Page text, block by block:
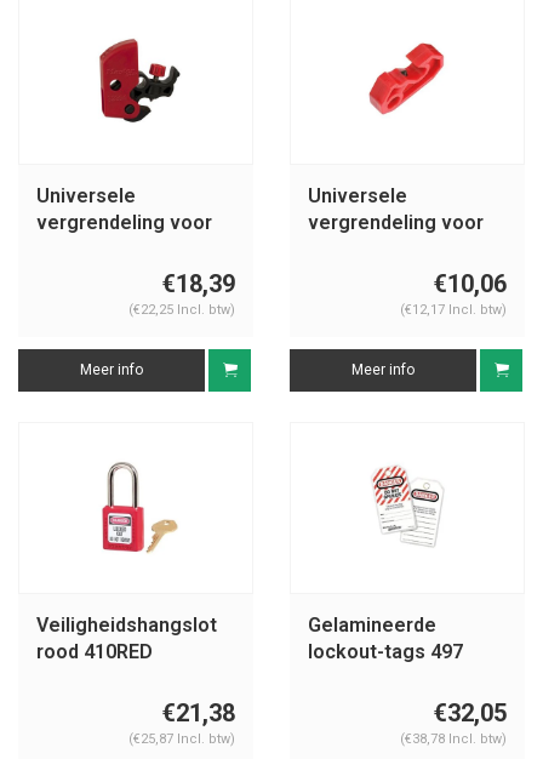
Universele
vergrendeling voor
€18,39
(€22,25 Incl. btw)
Meer info
Universele
vergrendeling voor
€10,06
(€12,17 Incl. btw)
Meer info
Veiligheidshangslot
rood 410RED
€21,38
(€25,87 Incl. btw)
Gelamineerde
lockout-tags 497
€32,05
(€38,78 Incl. btw)